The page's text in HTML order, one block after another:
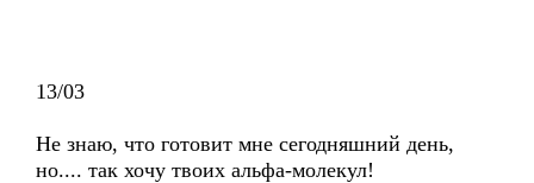
13/03
Не знаю, что готовит мне сегодняшний день,
но.... так хочу твоих альфа-молекул!